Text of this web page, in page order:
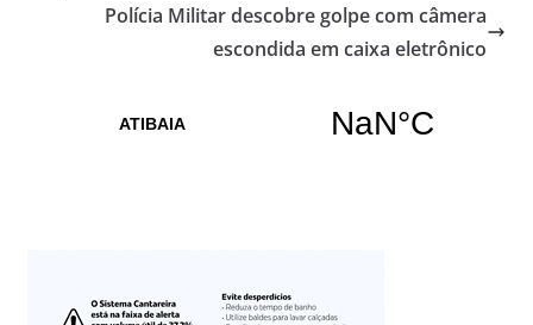
Polícia Militar descobre golpe com câmera
escondida em caixa eletrônico